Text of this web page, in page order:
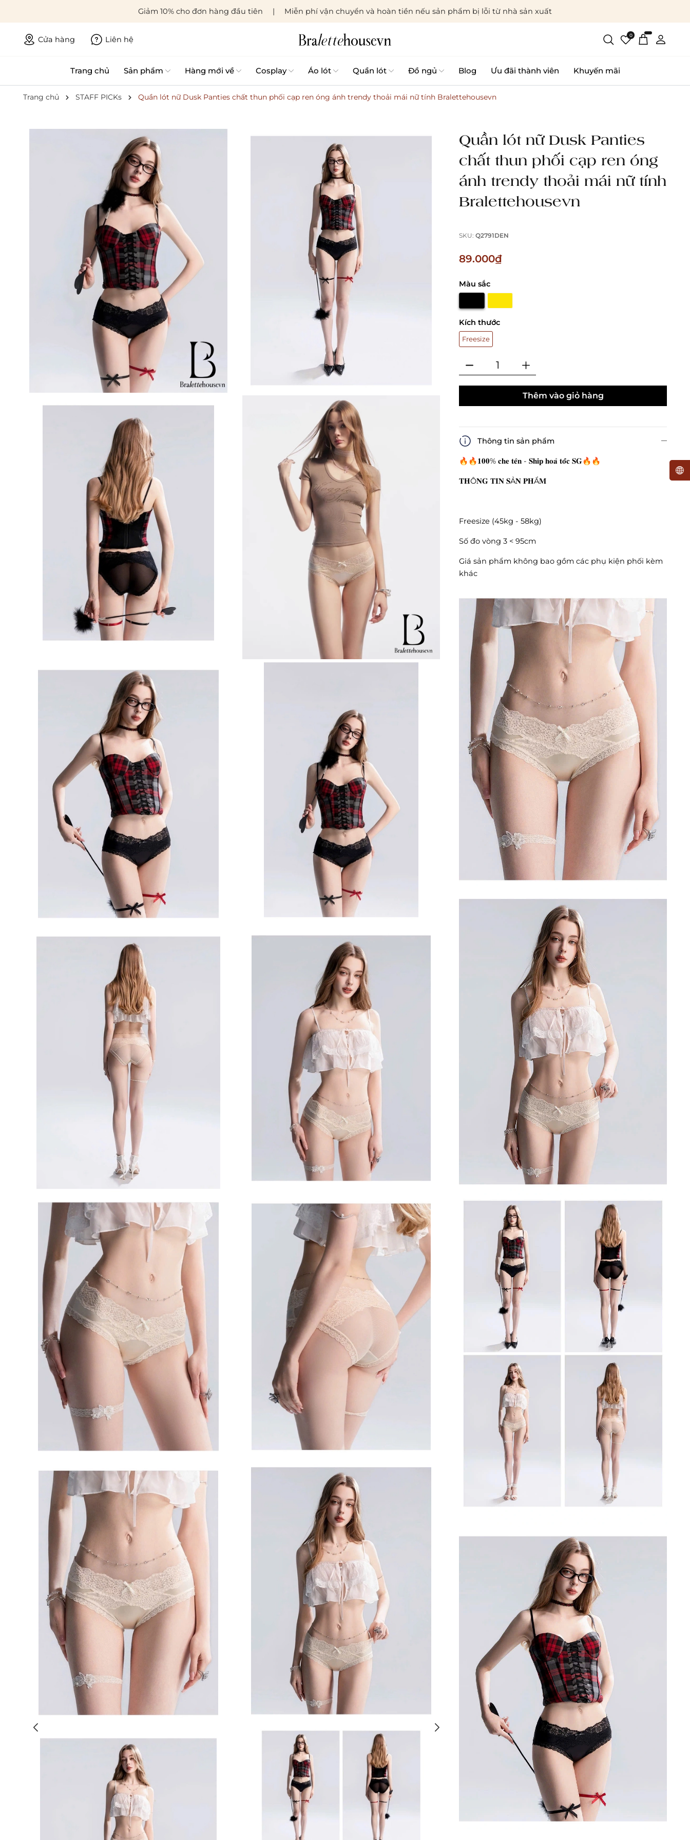
Giảm 10% cho đơn hàng đầu tiên Miễn phí vận chuyển và hoàn tiền nếu sản phẩm bị lỗi từ nhà sản xuất
Cửa hàng Liên hệ 0
Trang chủ Sản phẩm Hàng mới về Cosplay Áo lót Quần lót Đồ ngủ Blog Ưu đãi thành viên Khuyến mãi
Trang chủ STAFF PICKs Quần lót nữ Dusk Panties chất thun phối cạp ren óng ánh trendy thoải mái nữ tính Bralettehousevn
Quần lót nữ Dusk Panties
chất thun phối cạp ren óng
ánh trendy thoải mái nữ tính
Bralettehousevn
SKU:Q2791DEN
89.000₫
Màu sắc
Kích thước
Freesize
Thêm vào giỏ hàng
Thông tin sản phẩm
🔥🔥𝟏𝟎𝟎% 𝐜𝐡𝐞 𝐭𝐞̂𝐧 - 𝐒𝐡𝐢𝐩 𝐡𝐨𝐚̉ 𝐭𝐨̂́𝐜 𝐒𝐆🔥🔥
𝐓𝐇Ô𝐍𝐆 𝐓𝐈𝐍 𝐒Ả𝐍 𝐏𝐇Ẩ𝐌
Freesize (45kg - 58kg)
Số đo vòng 3 < 95cm
Giá sản phẩm không bao gồm các phụ kiện phối kèm
khác